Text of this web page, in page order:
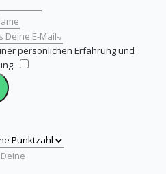
persönlichen Erfahrung und